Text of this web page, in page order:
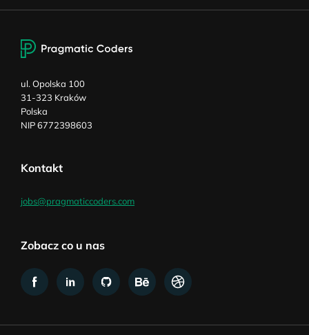
ul. Opolska 100
31-323 Kraków
Polska
NIP 6772398603
Kontakt
jobs@pragmaticcoders.com
Zobacz co u nas